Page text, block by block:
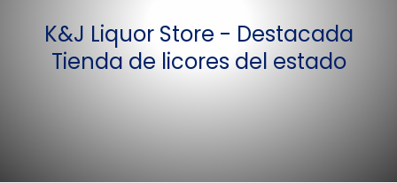
K&J Liquor Store - Destacada
Tienda de licores del estado